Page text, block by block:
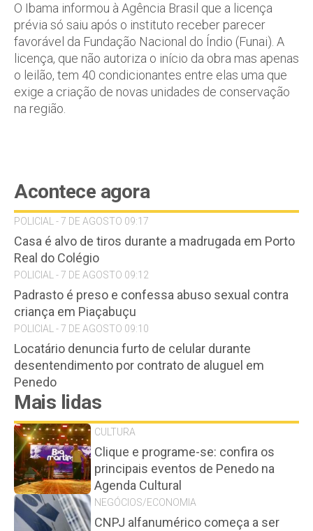
O Ibama informou à Agência Brasil que a licença
prévia só saiu após o instituto receber parecer
favorável da Fundação Nacional do Índio (Funai). A
licença, que não autoriza o início da obra mas apenas
o leilão, tem 40 condicionantes entre elas uma que
exige a criação de novas unidades de conservação
na região.
Acontece agora
POLICIAL - 7 DE AGOSTO 09:17
Casa é alvo de tiros durante a madrugada em Porto
Real do Colégio
POLICIAL - 7 DE AGOSTO 09:12
Padrasto é preso e confessa abuso sexual contra
criança em Piaçabuçu
POLICIAL - 7 DE AGOSTO 09:10
Locatário denuncia furto de celular durante
desentendimento por contrato de aluguel em
Penedo
Mais lidas
CULTURA
Clique e programe-se: confira os
principais eventos de Penedo na
Agenda Cultural
NEGÓCIOS/ECONOMIA
CNPJ alfanumérico começa a ser